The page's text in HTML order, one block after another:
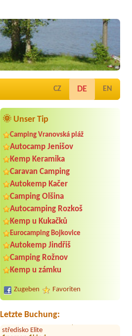
CZ DE EN
🌞 Unser Tip
Camping Vranovská pláž
Autocamp Jenišov
Kemp Keramika
Caravan Camping
Autokemp Kačer
Camping Olšina
Autocamping Rozkoš
Kemp u Kukačků
Eurocamping Bojkovice
Autokemp Jindřiš
Camping Rožnov
Kemp u zámku
Zugeben Favoriten
Letzte Buchung:
Termin ab 2026-07-30 |
Bílina Kyselka
YesYes0
Sluníčko
1stan pro 3 lidi
Termin ab 2026-08-04 |
1person 1kind